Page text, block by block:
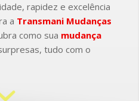
rapidez e excelência
a Transmani Mudanças
como sua mudança
tudo com o